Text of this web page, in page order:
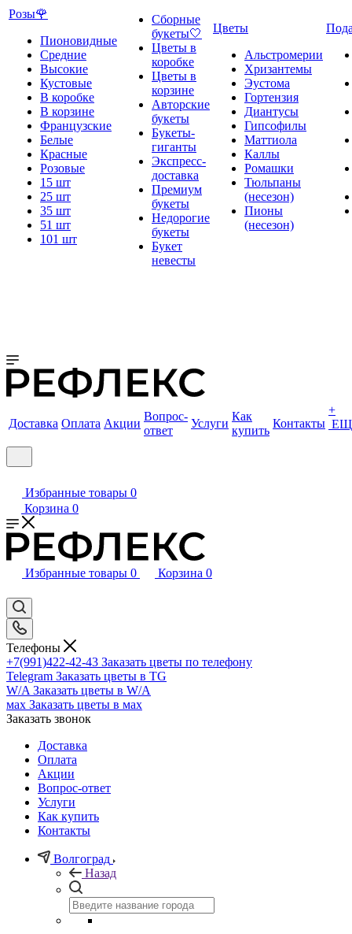
Розы🌹
Пионовидные
Средние
Высокие
Кустовые
В коробке
В корзине
Французские
Белые
Красные
Розовые
15 шт
25 шт
35 шт
51 шт
101 шт
Сборные
букеты🤍
Цветы в
коробке
Цветы в
корзине
Авторские
букеты
Букеты-
гиганты
Экспресс-
доставка
Премиум
букеты
Недорогие
букеты
Букет
невесты
Цветы
Альстромерии
Хризантемы
Эустома
Гортензия
Диантусы
Гипсофилы
Маттиола
Каллы
Ромашки
Тюльпаны
(несезон)
Пионы
(несезон)
Доставка Оплата Акции
Вопрос-
ответ
Услуги
Как
купить
Контакты
+
Избранные товары 0
Корзина 0
Избранные товары 0 Корзина 0
Телефоны
+7(991)422-42-43 Заказать цветы по телефону
Telegram Заказать цветы в TG
W/A Заказать цветы в W/A
мах Заказать цветы в мах
Заказать звонок
Доставка
Оплата
Акции
Вопрос-ответ
Услуги
Как купить
Контакты
Волгоград
Назад